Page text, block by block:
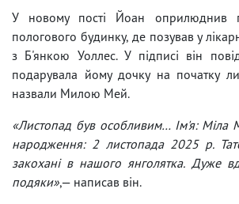
У новому пості Йоан оприлюднив
пологового будинку, де позував у
з Б'янкою Уоллес. У підписі він
подарувала йому дочку на початку
назвали Милою Мей.
«Листопад був особливим… Ім'я: Міла
народження: 2 листопада 2025 р.
закохані в нашого янголятка. Дуже
подяки»,— написав він.